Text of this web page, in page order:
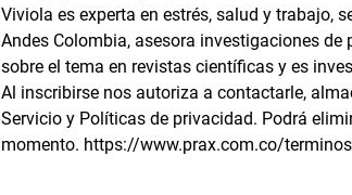
Viviola es experta en estrés, salud y trabajo,
Andes Colombia, asesora investigaciones
sobre el tema en revistas científicas y es
Al inscribirse nos autoriza a contactarle,
Servicio y Políticas de privacidad. Podrá
momento. https://www.prax.com.co/